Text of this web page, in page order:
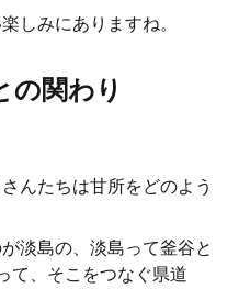
しみにありますね。
の関わり
んたちは甘所をどのよう
淡島の、淡島って釜谷と
て、そこをつなぐ県道